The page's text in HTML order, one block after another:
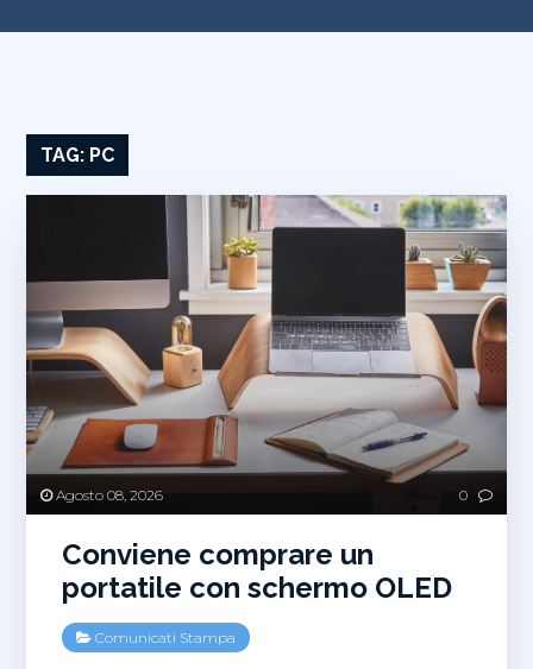
TAG: PC
Agosto 08, 2026 0
Conviene comprare un
portatile con schermo OLED
Comunicati Stampa